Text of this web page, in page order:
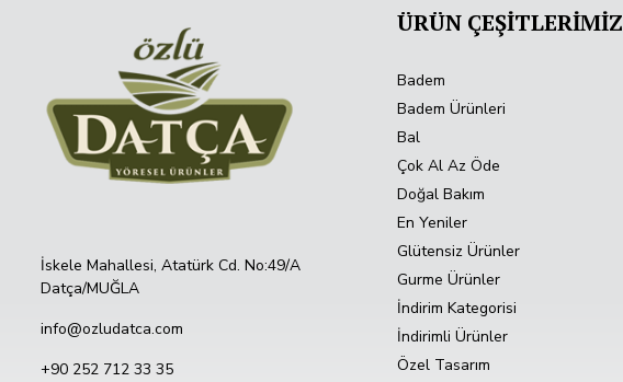
İskele Mahallesi, Atatürk Cd. No:49/A
Datça/MUĞLA
info@ozludatca.com
+90 252 712 33 35
ÜRÜN ÇEŞİTLERİMİZ
Badem
Badem Ürünleri
Bal
Çok Al Az Öde
Doğal Bakım
En Yeniler
Glütensiz Ürünler
Gurme Ürünler
İndirim Kategorisi
İndirimli Ürünler
Özel Tasarım